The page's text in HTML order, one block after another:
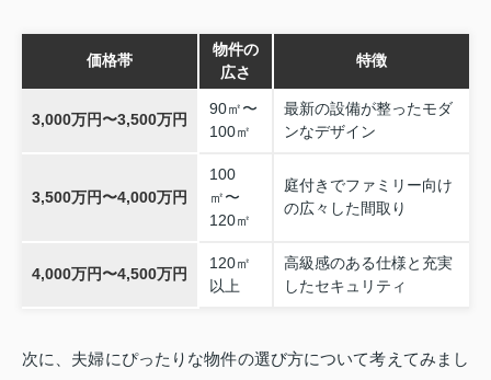
価格帯
物件の
広さ
特徴
3,000万円〜3,500万円
90㎡〜
100㎡
最新の設備が整ったモダ
ンなデザイン
3,500万円〜4,000万円
100
㎡〜
120㎡
庭付きでファミリー向け
の広々した間取り
4,000万円〜4,500万円
120㎡
以上
高級感のある仕様と充実
したセキュリティ
次に、夫婦にぴったりな物件の選び方について考えてみまし